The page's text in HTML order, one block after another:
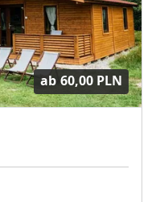
ab 60,00 PLN